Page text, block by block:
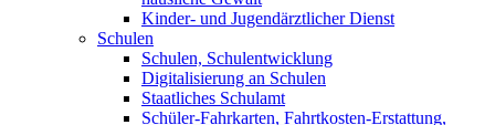
Kinder- und Jugendärztlicher Dienst
Schulen
Schulen, Schulentwicklung
Digitalisierung an Schulen
Staatliches Schulamt
Schüler-Fahrkarten, Fahrtkosten-Erstattung,